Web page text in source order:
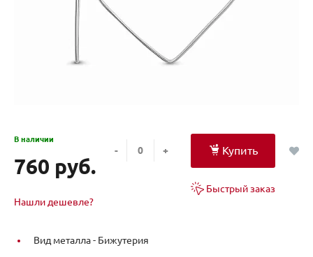
В наличии
760 руб.
Нашли дешевле?
- + Купить
Быстрый заказ
Вид металла - Бижутерия